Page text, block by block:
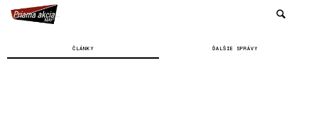
ČLÁNKY ĎALŠIE SPRÁVY